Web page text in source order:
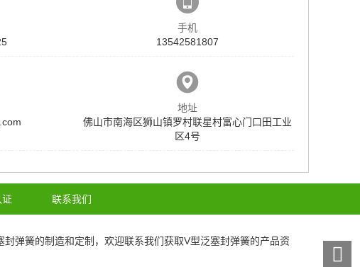
手机
13542581807
地址
佛山市南海区狮山镇罗村联星村富心门口田工业
区4号
证 联系我们
封弹簧的制造和定制，欢迎联系我们获取V型泛塞封弹簧的产品资